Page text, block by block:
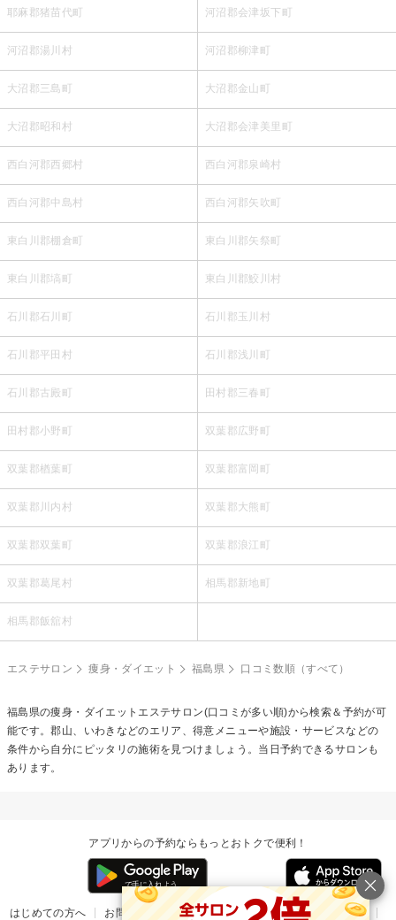
耶麻郡猪苗代町 河沼郡会津坂下町
河沼郡湯川村 河沼郡柳津町
大沼郡三島町 大沼郡金山町
大沼郡昭和村 大沼郡会津美里町
西白河郡西郷村 西白河郡泉崎村
西白河郡中島村 西白河郡矢吹町
東白川郡棚倉町 東白川郡矢祭町
東白川郡塙町 東白川郡鮫川村
石川郡石川町 石川郡玉川村
石川郡平田村 石川郡浅川町
石川郡古殿町 田村郡三春町
田村郡小野町 双葉郡広野町
双葉郡楢葉町 双葉郡富岡町
双葉郡川内村 双葉郡大熊町
双葉郡双葉町 双葉郡浪江町
双葉郡葛尾村 相馬郡新地町
相馬郡飯舘村
エステサロン 痩身・ダイエット 福島県 口コミ数順（すべて）
福島県の痩身・ダイエットエステサロン(口コミが多い順)から検索＆予約が可
能です。郡山、いわきなどのエリア、得意メニューや施設・サービスなどの
条件から自分にピッタリの施術を見つけましょう。当日予約できるサロンも
あります。
アプリからの予約ならもっとおトクで便利！
はじめての方へ お問い合わせ ヘルプ リリース情報 利用規約